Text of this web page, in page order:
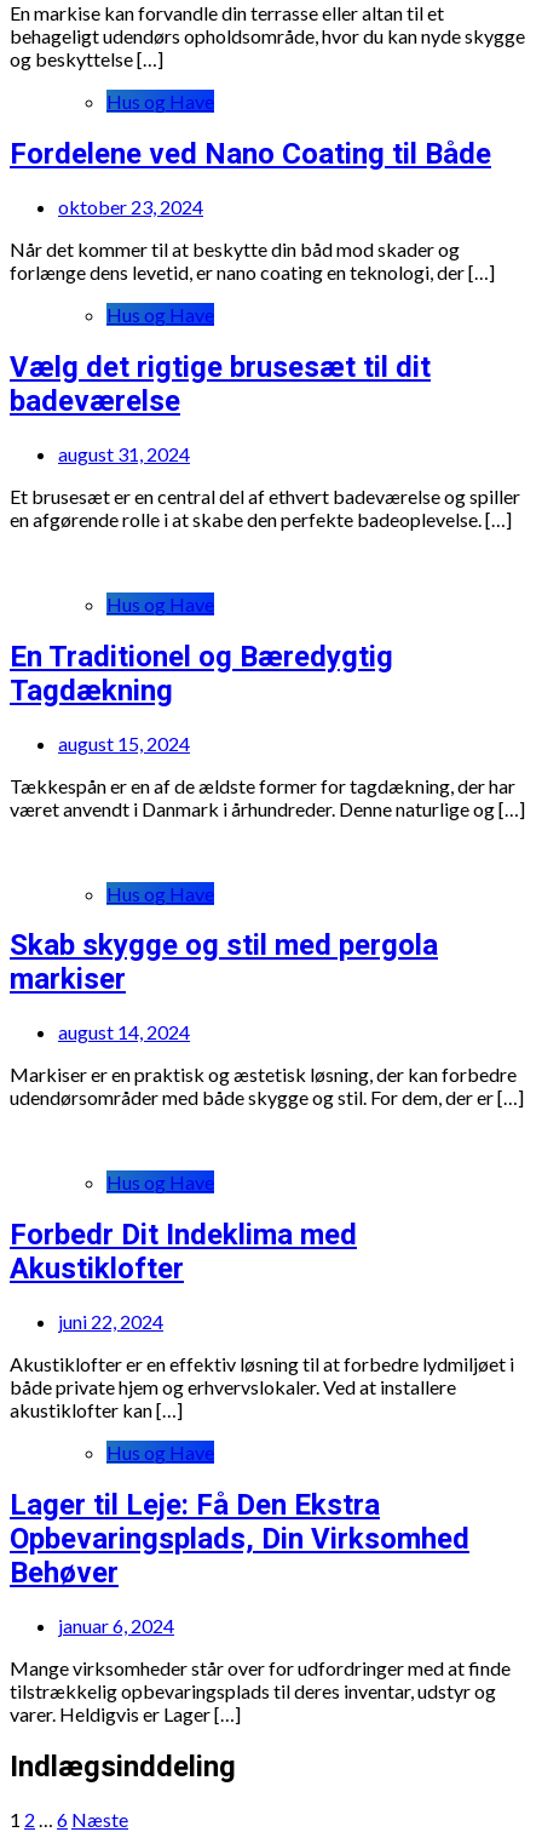
En markise kan forvandle din terrasse eller altan til et
behageligt udendørs opholdsområde, hvor du kan nyde skygge
og beskyttelse […]
Hus og Have
Fordelene ved Nano Coating til Både
oktober 23, 2024
Når det kommer til at beskytte din båd mod skader og
forlænge dens levetid, er nano coating en teknologi, der […]
Hus og Have
Vælg det rigtige brusesæt til dit
badeværelse
august 31, 2024
Et brusesæt er en central del af ethvert badeværelse og spiller
en afgørende rolle i at skabe den perfekte badeoplevelse. […]
Hus og Have
En Traditionel og Bæredygtig
Tagdækning
august 15, 2024
Tækkespån er en af de ældste former for tagdækning, der har
været anvendt i Danmark i århundreder. Denne naturlige og […]
Hus og Have
Skab skygge og stil med pergola
markiser
august 14, 2024
Markiser er en praktisk og æstetisk løsning, der kan forbedre
udendørsområder med både skygge og stil. For dem, der er […]
Hus og Have
Forbedr Dit Indeklima med
Akustiklofter
juni 22, 2024
Akustiklofter er en effektiv løsning til at forbedre lydmiljøet i
både private hjem og erhvervslokaler. Ved at installere
akustiklofter kan […]
Hus og Have
Lager til Leje: Få Den Ekstra
Opbevaringsplads, Din Virksomhed
Behøver
januar 6, 2024
Mange virksomheder står over for udfordringer med at finde
tilstrækkelig opbevaringsplads til deres inventar, udstyr og
varer. Heldigvis er Lager […]
Indlægsinddeling
1 2 6 Næste